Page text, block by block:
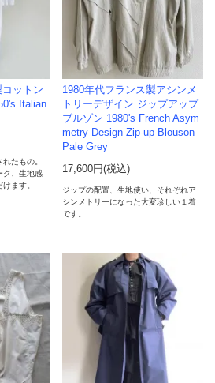
ットン
Italian
たもの。
ク、生地感
ます。
1980年代フランス製アシンメ
トリーデザイン ジップアップ
ブルゾン 1980's French Asym
metry Design Zip-up Blouson
Pale Grey
17,600円(税込)
ジップの配置、生地使い、それぞれア
シンメトリーになった大変珍しい１着
です。